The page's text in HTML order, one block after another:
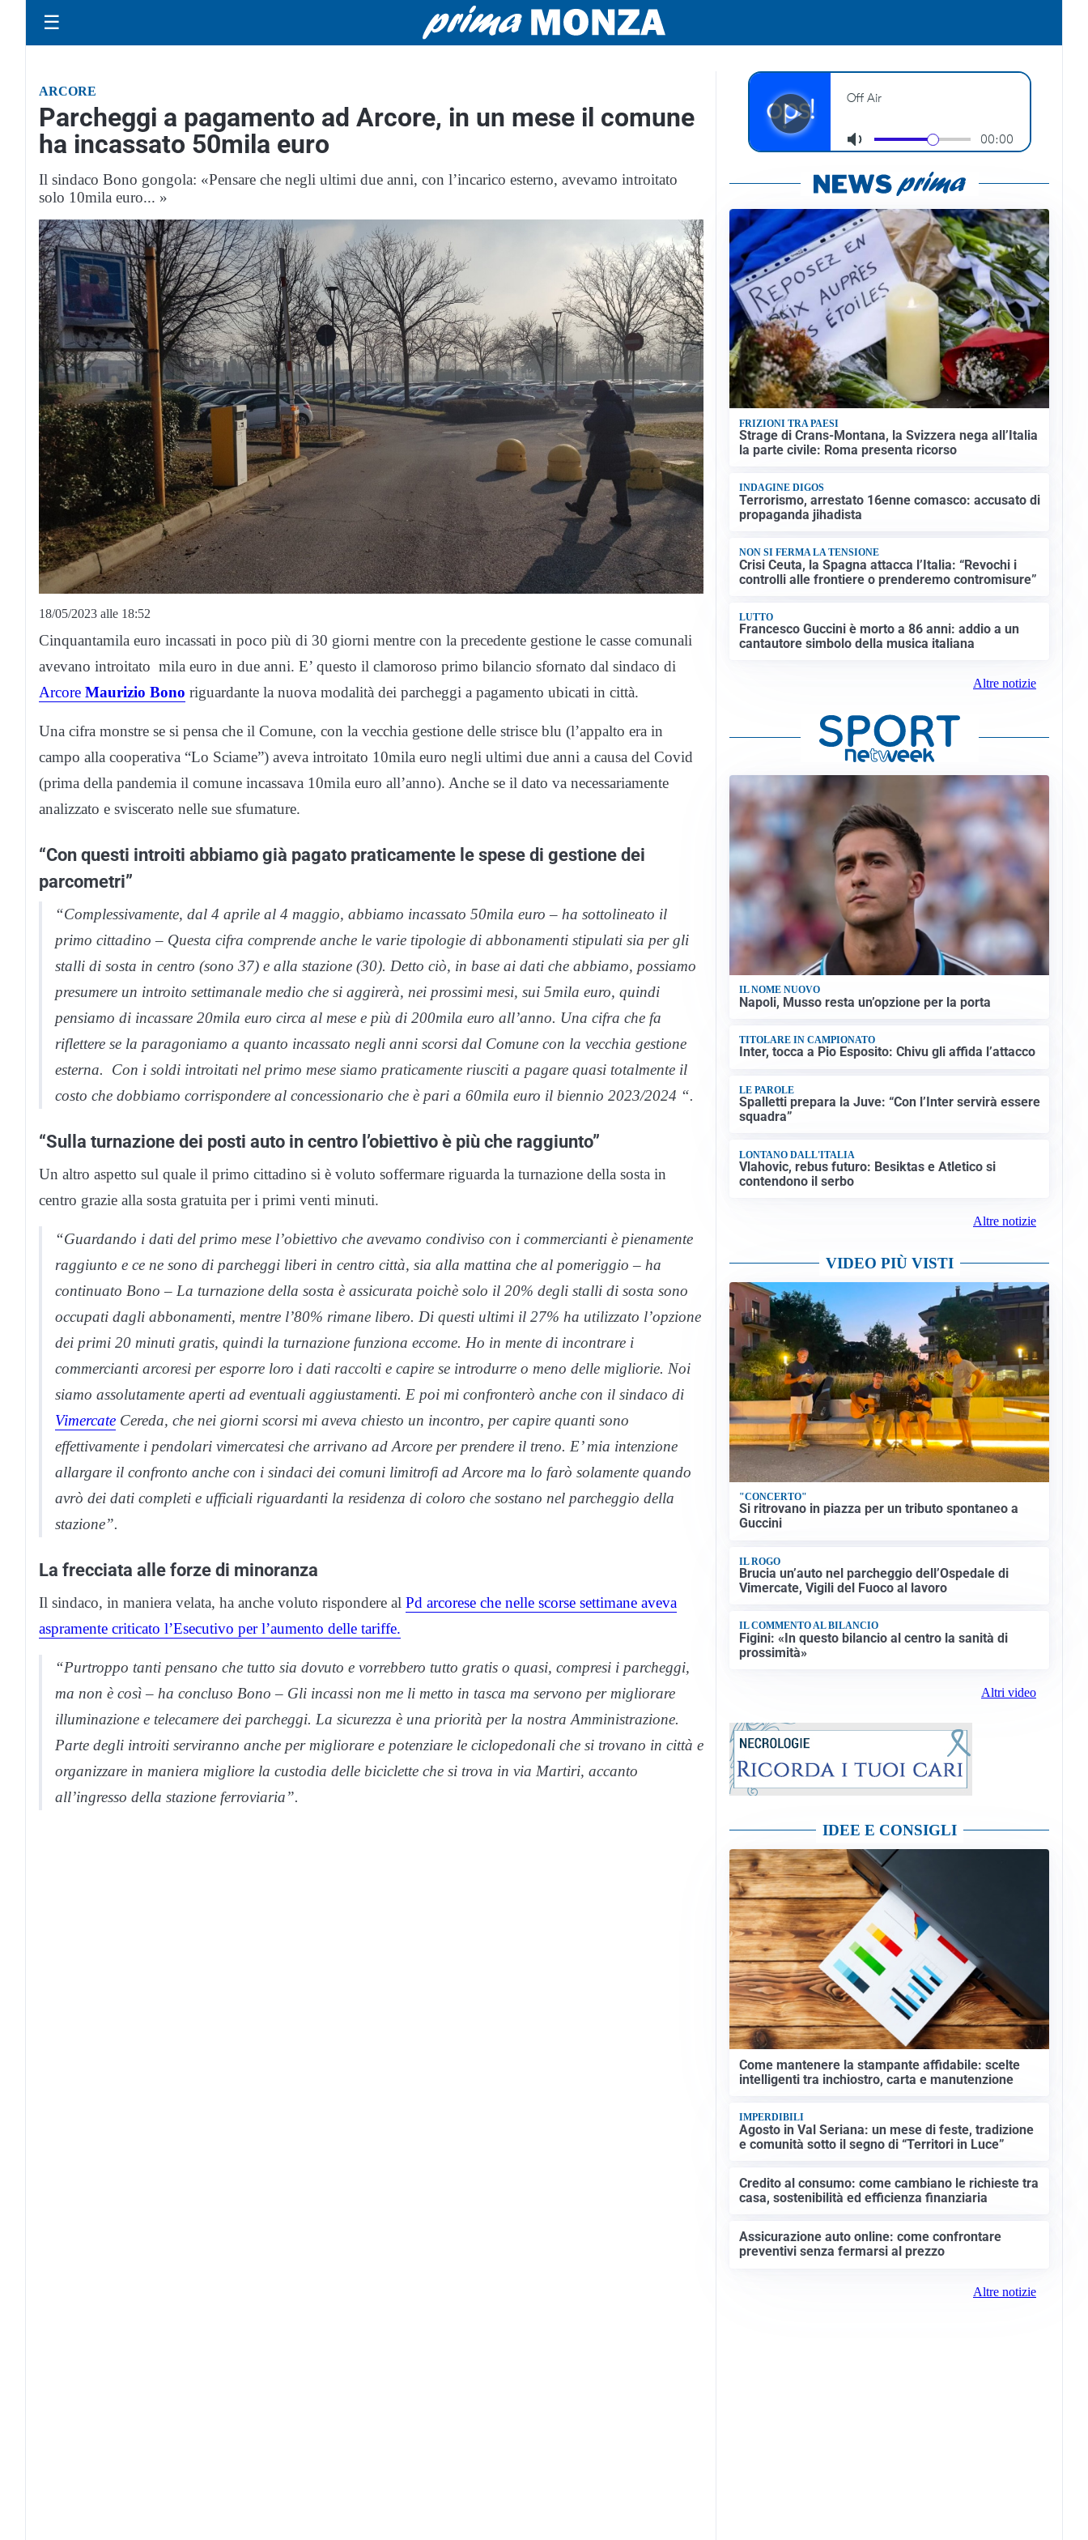
☰
ARCORE
Parcheggi a pagamento ad Arcore, in un mese il comune
ha incassato 50mila euro
Il sindaco Bono gongola: «Pensare che negli ultimi due anni, con l’incarico esterno, avevamo introitato
solo 10mila euro... »
18/05/2023 alle 18:52
Cinquantamila euro incassati in poco più di 30 giorni mentre con la precedente gestione le casse comunali
avevano introitato mila euro in due anni. E’ questo il clamoroso primo bilancio sfornato dal sindaco di
Arcore Maurizio Bono riguardante la nuova modalità dei parcheggi a pagamento ubicati in città.
Una cifra monstre se si pensa che il Comune, con la vecchia gestione delle strisce blu (l’appalto era in
campo alla cooperativa “Lo Sciame”) aveva introitato 10mila euro negli ultimi due anni a causa del Covid
(prima della pandemia il comune incassava 10mila euro all’anno). Anche se il dato va necessariamente
analizzato e sviscerato nelle sue sfumature.
“Con questi introiti abbiamo già pagato praticamente le spese di gestione dei
parcometri”
“Complessivamente, dal 4 aprile al 4 maggio, abbiamo incassato 50mila euro – ha sottolineato il
primo cittadino – Questa cifra comprende anche le varie tipologie di abbonamenti stipulati sia per gli
stalli di sosta in centro (sono 37) e alla stazione (30). Detto ciò, in base ai dati che abbiamo, possiamo
presumere un introito settimanale medio che si aggirerà, nei prossimi mesi, sui 5mila euro, quindi
pensiamo di incassare 20mila euro circa al mese e più di 200mila euro all’anno. Una cifra che fa
riflettere se la paragoniamo a quanto incassato negli anni scorsi dal Comune con la vecchia gestione
esterna. Con i soldi introitati nel primo mese siamo praticamente riusciti a pagare quasi totalmente il
costo che dobbiamo corrispondere al concessionario che è pari a 60mila euro il biennio 2023/2024 “.
“Sulla turnazione dei posti auto in centro l’obiettivo è più che raggiunto”
Un altro aspetto sul quale il primo cittadino si è voluto soffermare riguarda la turnazione della sosta in
centro grazie alla sosta gratuita per i primi venti minuti.
“Guardando i dati del primo mese l’obiettivo che avevamo condiviso con i commercianti è pienamente
raggiunto e ce ne sono di parcheggi liberi in centro città, sia alla mattina che al pomeriggio – ha
continuato Bono – La turnazione della sosta è assicurata poichè solo il 20% degli stalli di sosta sono
occupati dagli abbonamenti, mentre l’80% rimane libero. Di questi ultimi il 27% ha utilizzato l’opzione
dei primi 20 minuti gratis, quindi la turnazione funziona eccome. Ho in mente di incontrare i
commercianti arcoresi per esporre loro i dati raccolti e capire se introdurre o meno delle migliorie. Noi
siamo assolutamente aperti ad eventuali aggiustamenti. E poi mi confronterò anche con il sindaco di
Vimercate Cereda, che nei giorni scorsi mi aveva chiesto un incontro, per capire quanti sono
effettivamente i pendolari vimercatesi che arrivano ad Arcore per prendere il treno. E’ mia intenzione
allargare il confronto anche con i sindaci dei comuni limitrofi ad Arcore ma lo farò solamente quando
avrò dei dati completi e ufficiali riguardanti la residenza di coloro che sostano nel parcheggio della
stazione”.
La frecciata alle forze di minoranza
Il sindaco, in maniera velata, ha anche voluto rispondere al Pd arcorese che nelle scorse settimane aveva
aspramente criticato l’Esecutivo per l’aumento delle tariffe.
“Purtroppo tanti pensano che tutto sia dovuto e vorrebbero tutto gratis o quasi, compresi i parcheggi,
ma non è così – ha concluso Bono – Gli incassi non me li metto in tasca ma servono per migliorare
illuminazione e telecamere dei parcheggi. La sicurezza è una priorità per la nostra Amministrazione.
Parte degli introiti serviranno anche per migliorare e potenziare le ciclopedonali che si trovano in città e
organizzare in maniera migliore la custodia delle biciclette che si trova in via Martiri, accanto
all’ingresso della stazione ferroviaria”.
FRIZIONI TRA PAESI
Strage di Crans-Montana, la Svizzera nega all’Italia
la parte civile: Roma presenta ricorso
INDAGINE DIGOS
Terrorismo, arrestato 16enne comasco: accusato di
propaganda jihadista
NON SI FERMA LA TENSIONE
Crisi Ceuta, la Spagna attacca l’Italia: “Revochi i
controlli alle frontiere o prenderemo contromisure”
LUTTO
Francesco Guccini è morto a 86 anni: addio a un
cantautore simbolo della musica italiana
Altre notizie
IL NOME NUOVO
Napoli, Musso resta un’opzione per la porta
TITOLARE IN CAMPIONATO
Inter, tocca a Pio Esposito: Chivu gli affida l’attacco
LE PAROLE
Spalletti prepara la Juve: “Con l’Inter servirà essere
squadra”
LONTANO DALL'ITALIA
Vlahovic, rebus futuro: Besiktas e Atletico si
contendono il serbo
Altre notizie
VIDEO PIÙ VISTI
"CONCERTO"
Si ritrovano in piazza per un tributo spontaneo a
Guccini
IL ROGO
Brucia un’auto nel parcheggio dell’Ospedale di
Vimercate, Vigili del Fuoco al lavoro
IL COMMENTO AL BILANCIO
Figini: «In questo bilancio al centro la sanità di
prossimità»
Altri video
IDEE E CONSIGLI
Come mantenere la stampante affidabile: scelte
intelligenti tra inchiostro, carta e manutenzione
IMPERDIBILI
Agosto in Val Seriana: un mese di feste, tradizione
e comunità sotto il segno di “Territori in Luce”
Credito al consumo: come cambiano le richieste tra
casa, sostenibilità ed efficienza finanziaria
Assicurazione auto online: come confrontare
preventivi senza fermarsi al prezzo
Altre notizie